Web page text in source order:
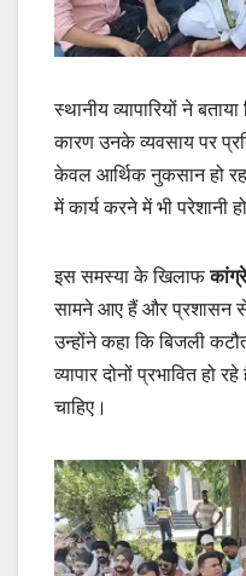
स्थानीय व्यापारियों ने
कारण उनके व्यवसाय पर
केवल आर्थिक नुकसान हो
में कार्य करने में भी परेशानी
इस समस्या के खिलाफ
सामने आए हैं और प्रशासन से
उन्होंने कहा कि बिजली
व्यापार दोनों प्रभावित हो
चाहिए।